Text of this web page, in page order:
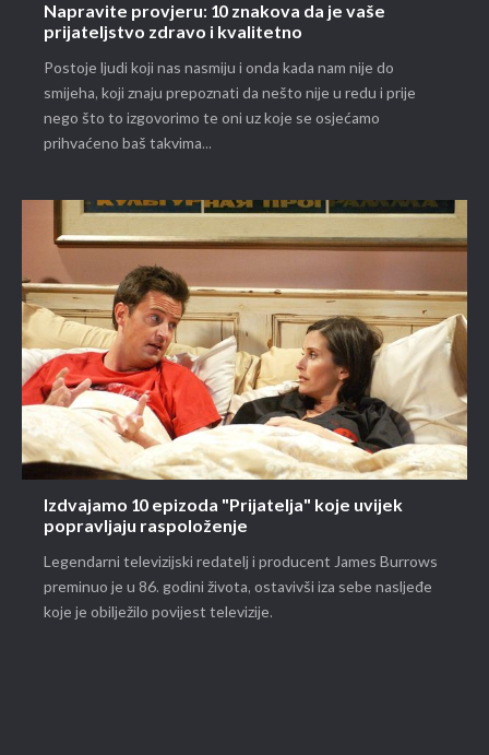
Napravite provjeru: 10 znakova da je vaše
prijateljstvo zdravo i kvalitetno
Postoje ljudi koji nas nasmiju i onda kada nam nije do
smijeha, koji znaju prepoznati da nešto nije u redu i prije
nego što to izgovorimo te oni uz koje se osjećamo
prihvaćeno baš takvima...
Izdvajamo 10 epizoda "Prijatelja" koje uvijek
popravljaju raspoloženje
Legendarni televizijski redatelj i producent James Burrows
preminuo je u 86. godini života, ostavivši iza sebe nasljeđe
koje je obilježilo povijest televizije.